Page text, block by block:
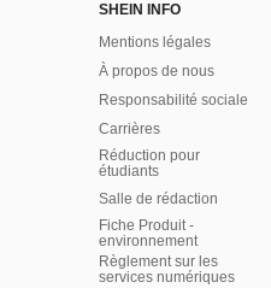
SHEIN INFO
Mentions légales
À propos de nous
Responsabilité sociale
Carrières
Réduction pour
étudiants
Salle de rédaction
Fiche Produit -
environnement
Règlement sur les
services numériques